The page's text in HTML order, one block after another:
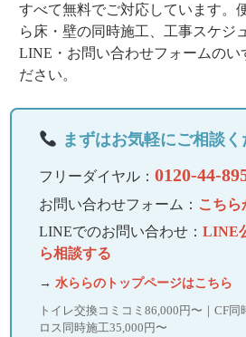
すべて無料でご対応しています。
ら床・壁の同時施工、工事スケジ
LINE・お問い合わせフォームのい
ださい。
まずはお気軽にご相談く
フリーダイヤル：0120-44-
お問い合わせフォーム： こちら
LINEでのお問い合わせ：LINE
ら相談する
→水ららのトップページはこちら
トイレ交換コミコミ86,000円〜｜CF同
ロス同時施工35,000円〜